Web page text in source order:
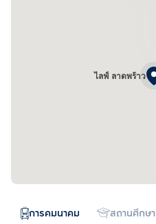
ไลฟ์ ลาดพร้าว
การคมนาคม สถานศึกษา